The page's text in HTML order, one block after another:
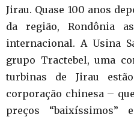
Jirau. Quase 100 anos
da região, Rondônia
internacional. A Usina
grupo Tractebel, uma
turbinas de Jirau
corporação chinesa –
preços